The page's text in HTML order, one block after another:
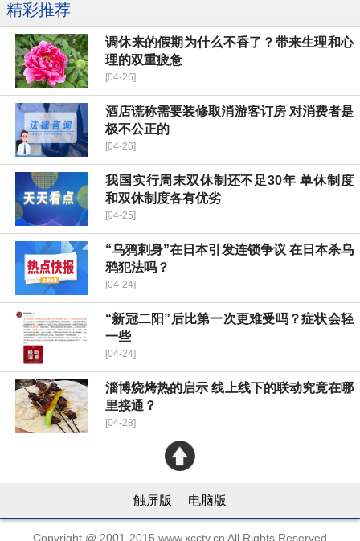
精彩推荐
调休来的假期为什么不香了？带来生理和心
理的双重疲惫
[04-26]
酒店谎称需要装修取消游客订房 对消费者是
极不公正的
[04-26]
我国实行周末双休制还不足30年 单休制度
和双休制度各有优劣
[04-25]
“乌鸦刺身”在日本引发连锁争议 在日本杀乌
鸦犯法吗？
[04-24]
“新冠二阳”后比第一次更难受吗？症状会轻
一些
[04-24]
淄博烧烤热的启示 线上线下的联动究竟在哪
里接通？
[04-23]
触屏版 电脑版
Copyright @ 2001-2015 www.xcctv.cn All Rights Reserved